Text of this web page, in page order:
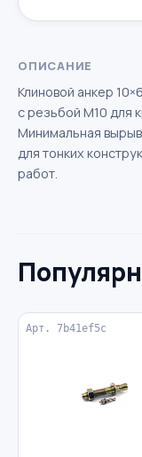
ОПИСАНИЕ
Клиновой анкер
с резьбой М10 для
Минимальная
для тонких
работ.
Арт. 7b41ef5c